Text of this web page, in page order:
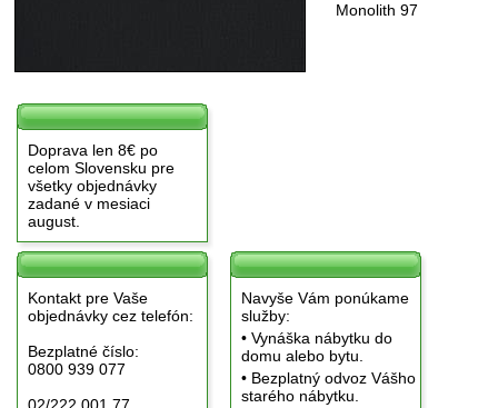
Monolith 97
Doprava len 8€ po
celom Slovensku pre
všetky objednávky
zadané v mesiaci
august.
Kontakt pre Vaše
objednávky cez telefón:
Bezplatné číslo:
0800 939 077
Navyše Vám ponúkame
služby:
• Vynáška nábytku do
domu alebo bytu.
• Bezplatný odvoz Vášho
starého nábytku.